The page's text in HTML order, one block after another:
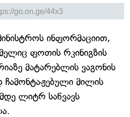
ინფორმაციით,
ფოთის რკინიგზის
მატარებლის ვაგონის
მილის
ლიტრ საწვავს